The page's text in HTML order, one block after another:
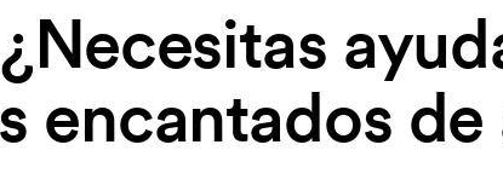
¿Necesitas
encantados